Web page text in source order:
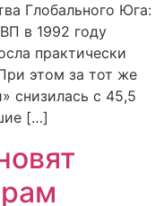
Глобального Юга:
в 1992 году
практически
этом за тот же
снизилась с 45,5
[…]